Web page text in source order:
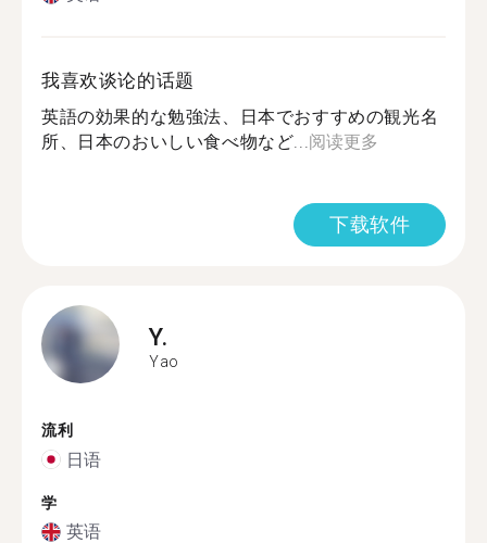
我喜欢谈论的话题
英語の効果的な勉強法、日本でおすすめの観光名
所、日本のおいしい食べ物など...阅读更多
下载软件
Y.
Yao
流利
日语
学
英语